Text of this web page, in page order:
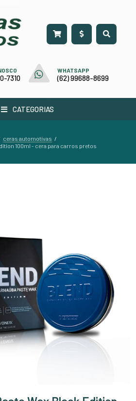
7310
WHATSAPP
(62) 99688-8699
CATEGORIAS
ceras automotivas /
100ml - cera para carros pretos